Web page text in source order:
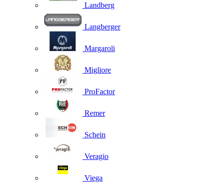
Landberg
Langberger
Margaroli
Migliore
ProFactor
Remer
Schein
Veragio
Viega